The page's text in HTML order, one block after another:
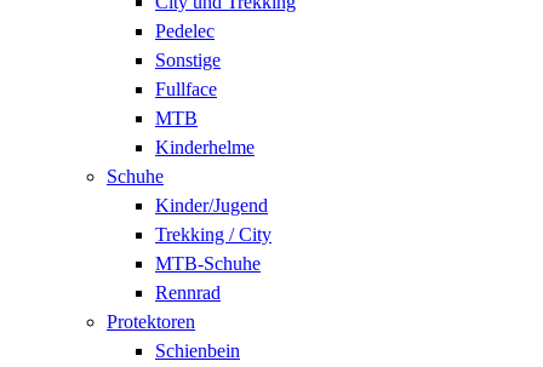
Pedelec
Sonstige
Fullface
MTB
Kinderhelme
Schuhe
Kinder/Jugend
Trekking / City
MTB-Schuhe
Rennrad
Protektoren
Schienbein